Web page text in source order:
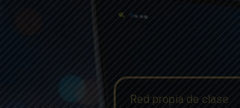
Red propia de clase